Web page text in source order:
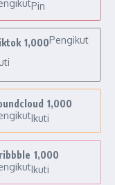
Pin
1,000Pengikut
1,000
Ikuti
1,000
Ikuti